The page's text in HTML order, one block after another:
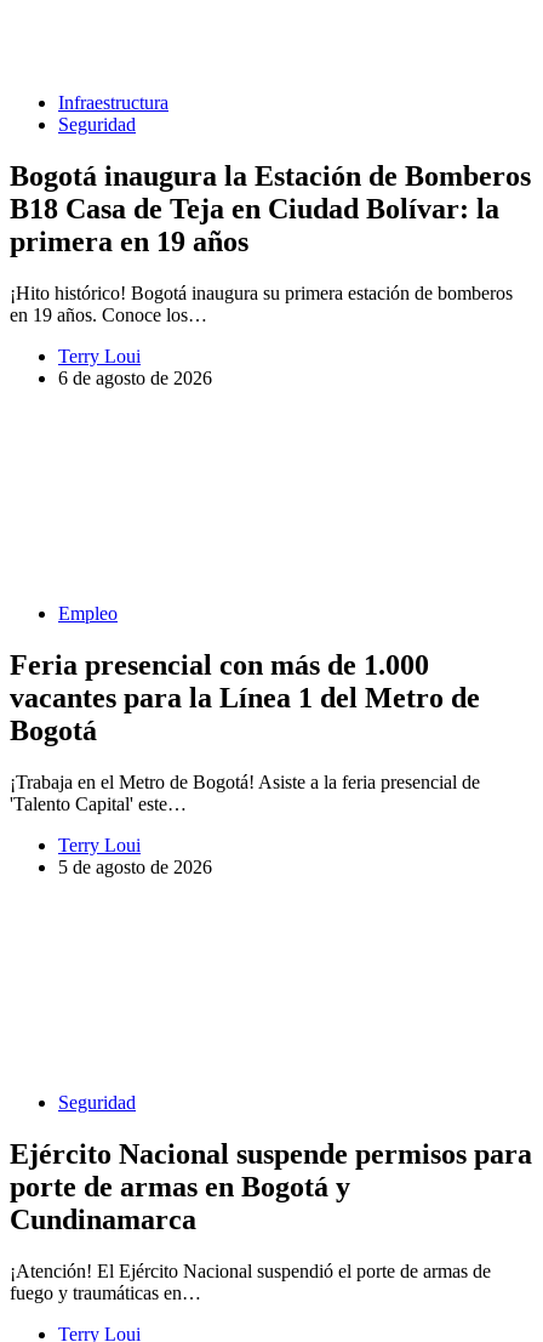
Infraestructura
Seguridad
Bogotá inaugura la Estación de Bomberos
B18 Casa de Teja en Ciudad Bolívar: la
primera en 19 años
¡Hito histórico! Bogotá inaugura su primera estación de bomberos
en 19 años. Conoce los…
Terry Loui
6 de agosto de 2026
Empleo
Feria presencial con más de 1.000
vacantes para la Línea 1 del Metro de
Bogotá
¡Trabaja en el Metro de Bogotá! Asiste a la feria presencial de
'Talento Capital' este…
Terry Loui
5 de agosto de 2026
Seguridad
Ejército Nacional suspende permisos para
porte de armas en Bogotá y
Cundinamarca
¡Atención! El Ejército Nacional suspendió el porte de armas de
fuego y traumáticas en…
Terry Loui